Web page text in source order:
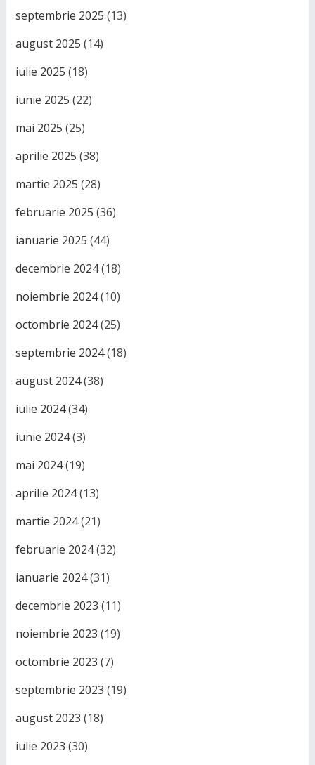
septembrie 2025 (13)
august 2025 (14)
iulie 2025 (18)
iunie 2025 (22)
mai 2025 (25)
aprilie 2025 (38)
martie 2025 (28)
februarie 2025 (36)
ianuarie 2025 (44)
decembrie 2024(18)
noiembrie 2024(10)
octombrie 2024(25)
septembrie 2024(18)
august 2024(38)
iulie 2024(34)
iunie 2024(3)
mai 2024(19)
aprilie 2024(13)
martie 2024(21)
februarie 2024(32)
ianuarie 2024(31)
decembrie 2023 (11)
noiembrie 2023 (19)
octombrie 2023 (7)
septembrie 2023 (19)
august 2023 (18)
iulie 2023 (30)